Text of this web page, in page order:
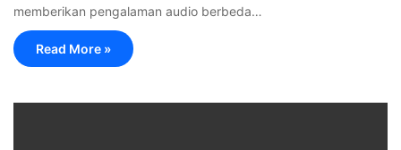
memberikan pengalaman audio berbeda…
Read More »